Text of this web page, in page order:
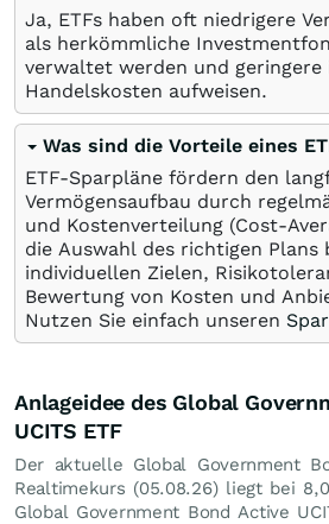
Ja, ETFs haben oft niedrigere
als herkömmliche
verwaltet werden und geringere
Handelskosten aufweisen.
Was sind die Vorteile eines
ETF-Sparpläne fördern den
Vermögensaufbau durch
und Kostenverteilung (Cost-
die Auswahl des richtigen Plans
individuellen Zielen,
Bewertung von Kosten und
Nutzen Sie einfach unseren
Anlageidee des Global
UCITS ETF
Der aktuelle Global Government
Realtimekurs (05.08.26) liegt bei
Global Government Bond Active